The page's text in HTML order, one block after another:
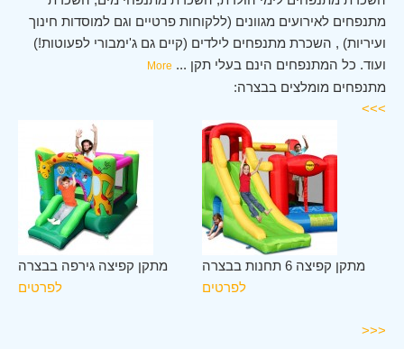
מתנפחים לאירועים מגוונים (ללקוחות פרטיים וגם למוסדות חינוך
ועיריות) , השכרת מתנפחים לילדים (קיים גם ג'ימבורי לפעוטות!)
ועוד. כל המתנפחים הינם בעלי תקן ...
More
מתנפחים מומלצים בבצרה:
>>>
מתקן קפיצה גירפה בבצרה
לפרטים
מתקן קפיצה 6 תחנות בבצרה
לפרטים
<<<